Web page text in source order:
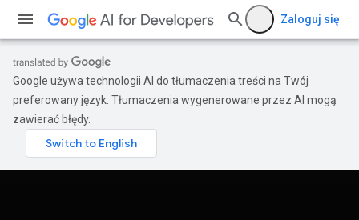
Zaloguj się
Google używa technologii AI do tłumaczenia treści na Twój
preferowany język. Tłumaczenia wygenerowane przez AI mogą
zawierać błędy.